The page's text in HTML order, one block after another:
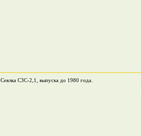
Сеялка СЗС-2,1, выпуска до 1980 года.